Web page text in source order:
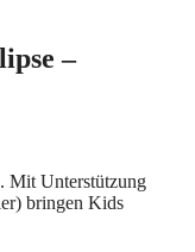
–
Mit Unterstützung
bringen Kids